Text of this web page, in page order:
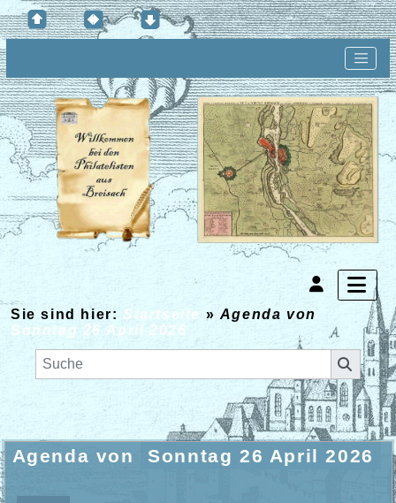
Sie sind hier: Startseite » Agenda von
Sonntag 26 April 2026
Agenda von Sonntag 26 April 2026